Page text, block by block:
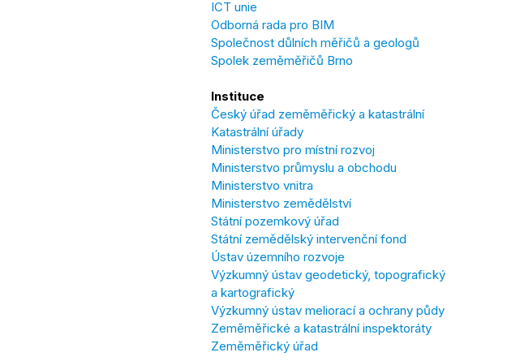
ICT unie
Odborná rada pro BIM
Společnost důlních měřičů a geologů
Spolek zeměměřičů Brno
Instituce
Český úřad zeměměřický a katastrální
Katastrální úřady
Ministerstvo pro místní rozvoj
Ministerstvo průmyslu a obchodu
Ministerstvo vnitra
Ministerstvo zemědělství
Státní pozemkový úřad
Státní zemědělský intervenční fond
Ústav územního rozvoje
Výzkumný ústav geodetický, topografický
a kartografický
Výzkumný ústav meliorací a ochrany půdy
Zeměměřické a katastrální inspektoráty
Zeměměřický úřad